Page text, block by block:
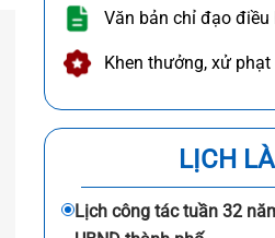
Văn bản chỉ đạo điều
Khen thưởng, xử phạt
LỊCH
Lịch công tác tuần 32